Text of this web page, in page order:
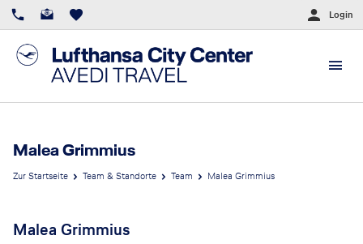
Login
Malea Grimmius
Zur Startseite Team & Standorte Team Malea Grimmius
Malea Grimmius